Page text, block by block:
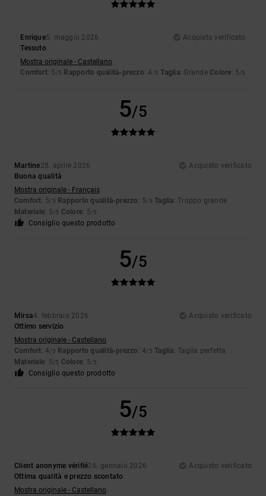
Enrique5. maggio 2026
Acquisto verificato
Tessuto
Mostra originale - Castellano
Comfort: 5 /5 Rapporto qualità-prezzo: 4 /5 Taglia: Grande Colore: 5/5
5/5
Martine28. aprile 2026
Acquisto verificato
Buona qualità
Mostra originale - Français
Comfort: 5/5 Rapporto qualità-prezzo : 5/5 Taglia: Troppo grande
Materiale: 5/5 Colore: 5/5
Consiglio questo prodotto
5/5
Mirsa4. febbraio 2026
Acquisto verificato
Ottimo servizio
Mostra originale - Castellano
Comfort: 4/5 Rapporto qualità-prezzo : 4/5 Taglia: Taglia perfetta
Materiale: 5/5 Colore: 5/5
Consiglio questo prodotto
5/5
Client anonyme vérifié26. gennaio 2026
Acquisto verificato
Ottima qualità e prezzo scontato
Mostra originale - Castellano